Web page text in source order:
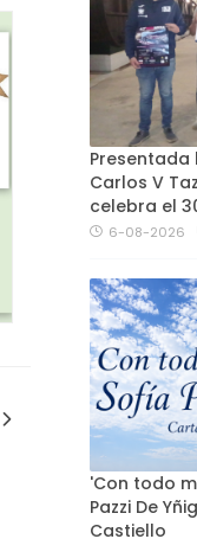
Presentada
Carlos V
celebra el
6-08-2026
'Con todo
Pazzi De
Castiello